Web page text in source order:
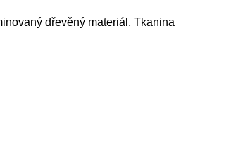
dřevěný materiál, Tkanina